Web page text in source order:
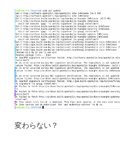
変わらない？